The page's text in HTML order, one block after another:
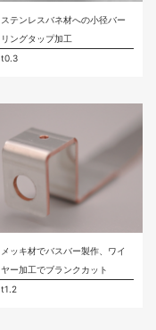
ステンレスバネ材への小径バー
リングタップ加工
t0.3
メッキ材でバスバー製作、ワイ
ヤー加工でブランクカット
t1.2